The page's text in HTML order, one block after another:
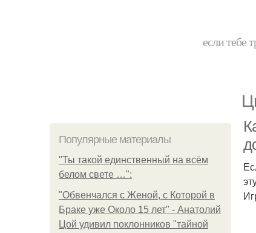
если тебе
Популярные материалы
"Ты такой единственный на всём
белом свете …":
"Обвенчался с Женой, с Которой в
Браке уже Около 15 лет" - Анатолий
Цой удивил поклонников "тайной